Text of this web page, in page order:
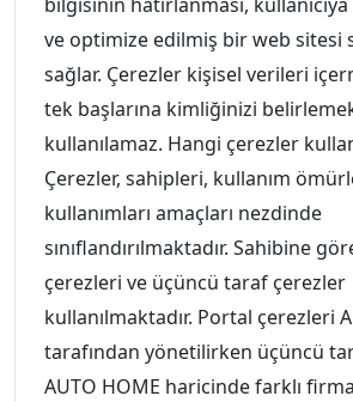
ve optimize edilmiş bir web sitesi
sağlar. Çerezler kişisel verileri
tek başlarına kimliğinizi
kullanılamaz. Hangi çerezler
Çerezler, sahipleri, kullanım
kullanımları amaçları nezdinde
sınıflandırılmaktadır. Sahibine
çerezleri ve üçüncü taraf çerezler
kullanılmaktadır. Portal çerezleri
tarafından yönetilirken üçüncü
AUTO HOME haricinde farklı